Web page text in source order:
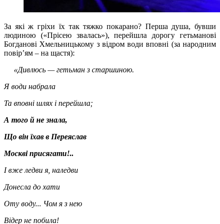
За які ж гріхи їх так тяжко покарано? Перша душа, бувши
людиною («Прісею звалась»), перейшла дорогу гетьманові
Богданові Хмельницькому з відром води вповні (за народним
повір’ям – на щастя):
«Дивлюсь — гетьман з старшиною.
Я води набрала
Та вповні шлях і перейшла;
А того й не знала,
Що він їхав в Переяслав
Москві присягати!..
І вже ледви я, наледви
Донесла до хати
Оту воду... Чом я з нею
Відер не побила!